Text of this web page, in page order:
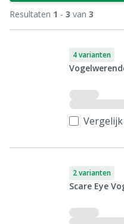
Resultaten 1 - 3 van 3
4 varianten
Vergelijk
2 varianten
Scare Eye